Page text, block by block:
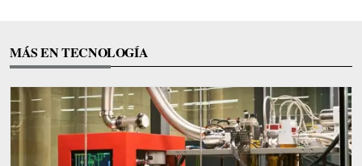
MÁS EN TECNOLOGÍA